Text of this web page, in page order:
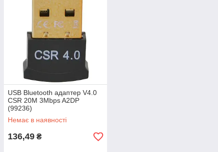
USB Bluetooth адаптер V4.0
CSR 20M 3Mbps A2DP
(99236)
Немає в наявності
136,49 ₴